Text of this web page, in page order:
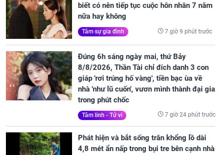
biết có nên tiếp tục cuộc hôn nhân 7 năm
nữa hay không
Tâm sự gia đình 7 giờ 9 phút trước
Đúng 6h sáng ngày mai, thứ Bảy
8/8/2026, Thần Tài chỉ đích danh 3 con
giáp 'rơi trúng hố vàng', tiền bạc ùa về
nhà 'như lũ cuốn', vươn mình thành đại gia
trong phút chốc
Tâm linh - Tử vi 7 giờ 24 phút trước
Phát hiện và bắt sống trăn khổng lồ dài
4,8 mét ẩn nấp trong bụi tre bên cạnh nhà